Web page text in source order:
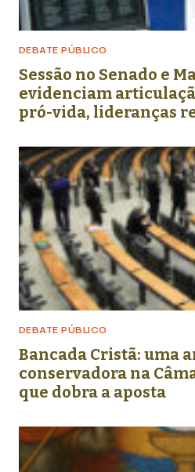
DEBATE PÚBLICO
Sessão no Senado e
evidenciam
pró-vida, lideranças
DEBATE PÚBLICO
Bancada Cristã: uma
conservadora na
que dobra a aposta